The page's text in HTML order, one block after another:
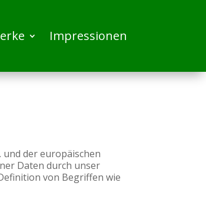
Impressionen
und der europäischen
Daten durch unser
von Begriffen wie